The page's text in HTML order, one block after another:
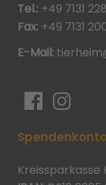
Tel.: +49 7131
Fax: +49 7131
E-Mail:
Spendenkonto
Kreissparkasse